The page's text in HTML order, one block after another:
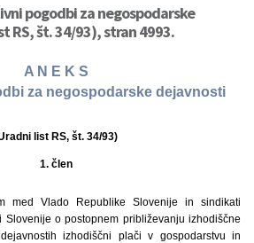
pogodbi za negospodarske
RS, št. 34/93), stran 4993.
A N E K S
za negospodarske dejavnosti
list RS, št. 34/93)
1. člen
med Vlado Republike Slovenije in sindikati
Slovenije o postopnem približevanju izhodiščne
izhodiščni plači v gospodarstvu in